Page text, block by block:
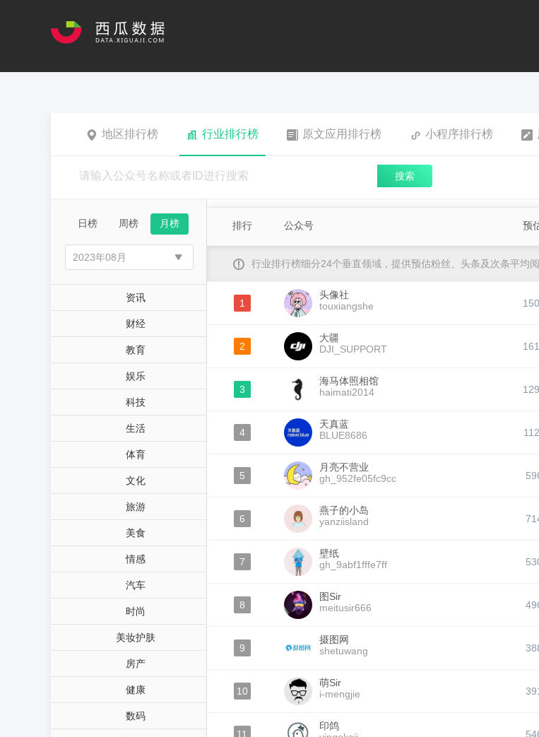
地区排行榜 行业排行榜 原文应用排行榜 小程序排行榜
搜索
日榜 周榜 月榜
资讯
财经
教育
娱乐
科技
生活
体育
文化
旅游
美食
情感
汽车
时尚
美妆护肤
房产
健康
数码
排行 公众号 预
行业排行榜细分24个垂直领域，提供预估粉丝、头条及次条平均
1
头像社
touxiangshe
2
大疆
DJI_SUPPORT
3
海马体照相馆
haimati2014
4
天真蓝
BLUE8686
5
月亮不营业
gh_952fe05fc9cc
6
燕子的小岛
yanziisland
7
壁纸
gh_9abf1fffe7ff
8
图Sir
meitusir666
9
摄图网
shetuwang
10
萌Sir
i-mengjie
11
印鸽